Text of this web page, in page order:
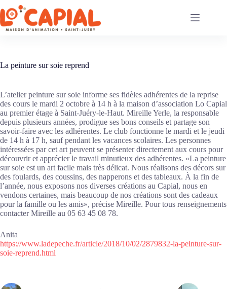
Passer
au
contenu
La peinture sur soie reprend
L’atelier peinture sur soie informe ses fidèles adhérentes de la reprise
des cours le mardi 2 octobre à 14 h à la maison d’association Lo Capial
au premier étage à Saint-Juéry-le-Haut. Mireille Yerle, la responsable
depuis plusieurs années, prodigue ses bons conseils et partage son
savoir-faire avec les adhérentes. Le club fonctionne le mardi et le jeudi
de 14 h à 17 h, sauf pendant les vacances scolaires. Les personnes
intéressées par cet art peuvent se présenter directement aux cours pour
découvrir et apprécier le travail minutieux des adhérentes. «La peinture
sur soie est un art facile mais très délicat. Nous réalisons des décors sur
des foulards, des coussins, des napperons et des tableaux. À la fin de
l’année, nous exposons nos diverses créations au Capial, nous en
vendons certaines, mais beaucoup de nos créations sont des cadeaux
pour la famille ou les amis», précise Mireille. Pour tous renseignements
contacter Mireille au 05 63 45 08 78.
Anita
https://www.ladepeche.fr/article/2018/10/02/2879832-la-peinture-sur-
soie-reprend.html